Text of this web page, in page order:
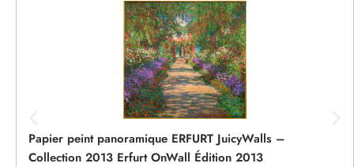
Papier peint panoramique ERFURT JuicyWalls –
Collection 2013 Erfurt OnWall Édition 2013